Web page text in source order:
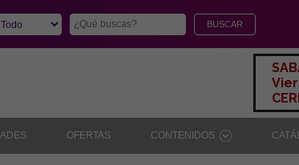
OFERTAS CONTENIDOS